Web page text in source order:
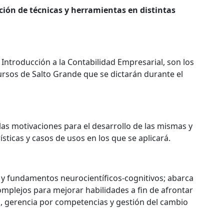
de técnicas y herramientas en distintas
a la Contabilidad Empresarial, son los
de Salto Grande que se dictarán durante el
motivaciones para el desarrollo de las mismas y
y casos de usos en los que se aplicará.
fundamentos neurocientíficos-cognitivos; abarca
para mejorar habilidades a fin de afrontar
por competencias y gestión del cambio